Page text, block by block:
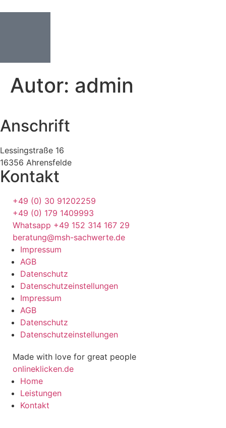
Autor: admin
Anschrift
Lessingstraße 16
16356 Ahrensfelde
Kontakt
+49 (0) 30 91202259
+49 (0) 179 1409993
Whatsapp +49 152 314 167 29
beratung@msh-sachwerte.de
Impressum
AGB
Datenschutz
Datenschutz­­­einstellungen
Impressum
AGB
Datenschutz
Datenschutz­­­einstellungen
Made with love for great people
onlineklicken.de
Home
Leistungen
Kontakt